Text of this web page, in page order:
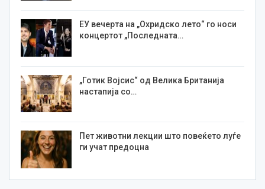
ЕУ вечерта на „Охридско лето“ го носи
концертот „Последната…
„Готик Војсис“ од Велика Британија
настапија со…
Пет животни лекции што повеќето луѓе
ги учат предоцна